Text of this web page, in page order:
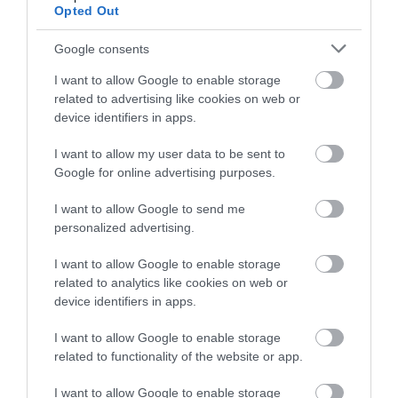
Opted Out
Google consents
I want to allow Google to enable storage
related to advertising like cookies on web or
device identifiers in apps.
I want to allow my user data to be sent to
Google for online advertising purposes.
I want to allow Google to send me
personalized advertising.
I want to allow Google to enable storage
related to analytics like cookies on web or
device identifiers in apps.
I want to allow Google to enable storage
related to functionality of the website or app.
I want to allow Google to enable storage
Még több érdekesség!
5 perc alatt feltölthető akkumulátor
kerülhet a Teslákba
A kutatás globális együttműködés eredménye,
amely Németország, India és Tajvan támogatásával,
meg – ésúj irányt jelölhet ki az elektromos
járművek fejlesztésében.